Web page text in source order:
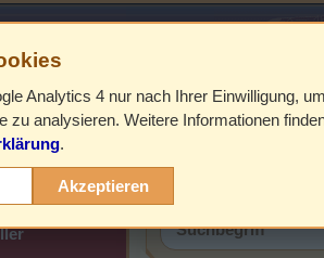
Analytics 4 nur nach Ihrer Einwilligung,
zu analysieren. Weitere Informationen
.
Akzeptieren